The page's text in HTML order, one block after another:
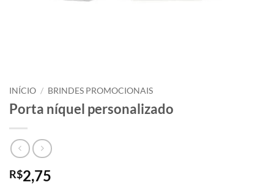
INÍCIO / BRINDES PROMOCIONAIS
Porta níquel personalizado
R$2,75